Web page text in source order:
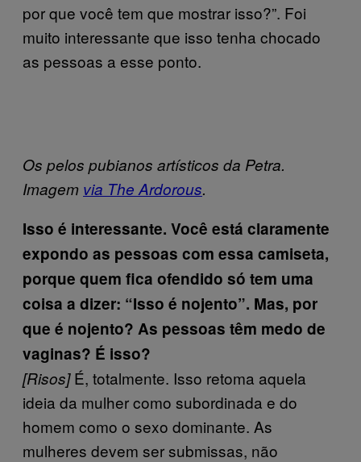
por que você tem que mostrar isso?”. Foi
muito interessante que isso tenha chocado
as pessoas a esse ponto.
Os pelos pubianos artísticos da Petra.
Imagem via The Ardorous.
Isso é interessante. Você está claramente
expondo as pessoas com essa camiseta,
porque quem fica ofendido só tem uma
coisa a dizer: “Isso é nojento”. Mas, por
que é nojento? As pessoas têm medo de
vaginas? É isso?
[Risos]É, totalmente. Isso retoma aquela
ideia da mulher como subordinada e do
homem como o sexo dominante. As
mulheres devem ser submissas, não